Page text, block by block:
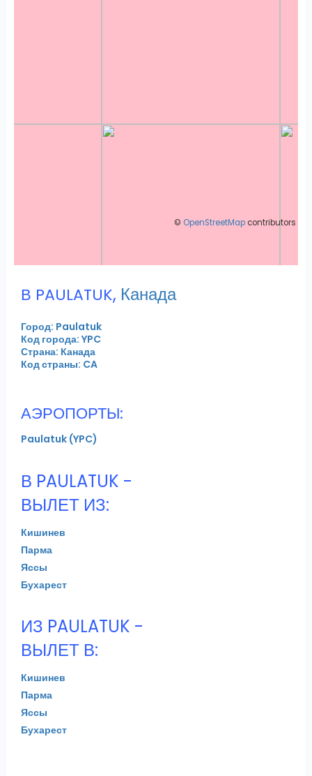
© OpenStreetMap contributors
В PAULATUK, Канада
Город: Paulatuk
Код города: YPC
Страна: Канада
Код страны: CA
АЭРОПОРТЫ:
Paulatuk (YPC)
В PAULATUK -
ВЫЛЕТ ИЗ:
Кишинев
Парма
Яссы
Бухарест
ИЗ PAULATUK -
ВЫЛЕТ В:
Кишинев
Парма
Яссы
Бухарест